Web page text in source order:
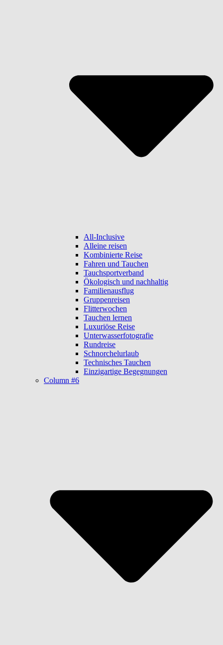
All-Inclusive
Alleine reisen
Kombinierte Reise
Fahren und Tauchen
Tauchsportverband
Ökologisch und nachhaltig
Familienausflug
Gruppenreisen
Flitterwochen
Tauchen lernen
Luxuriöse Reise
Unterwasserfotografie
Rundreise
Schnorchelurlaub
Technisches Tauchen
Einzigartige Begegnungen
Column #6